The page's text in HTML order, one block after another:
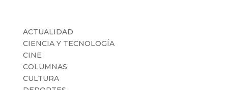
ACTUALIDAD
CIENCIA Y TECNOLOGÍA
CINE
COLUMNAS
CULTURA